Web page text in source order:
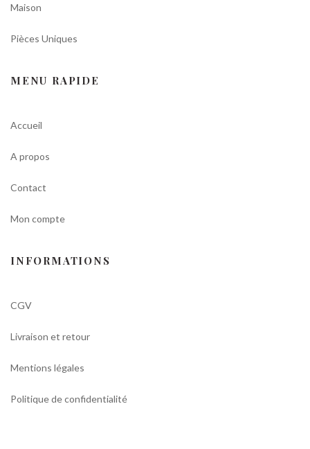
Maison
Pièces Uniques
MENU RAPIDE
Accueil
A propos
Contact
Mon compte
INFORMATIONS
CGV
Livraison et retour
Mentions légales
Politique de confidentialité